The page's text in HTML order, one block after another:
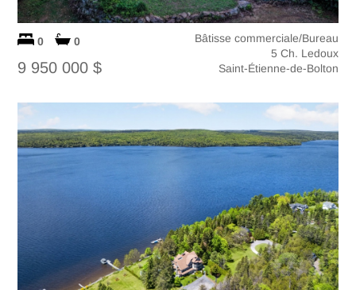
0 0
9 950 000 $
Bâtisse commerciale/Bureau
5 Ch. Ledoux
Saint-Étienne-de-Bolton